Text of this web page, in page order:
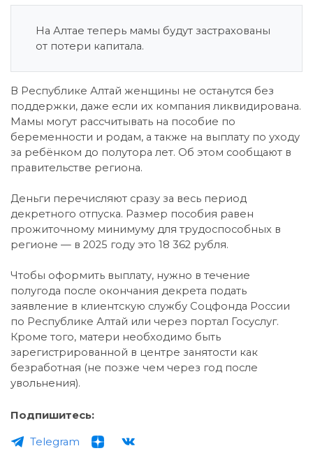
На Алтае теперь мамы будут застрахованы
от потери капитала.
В Республике Алтай женщины не останутся без
поддержки, даже если их компания ликвидирована.
Мамы могут рассчитывать на пособие по
беременности и родам, а также на выплату по уходу
за ребёнком до полутора лет. Об этом сообщают в
правительстве региона.
Деньги перечисляют сразу за весь период
декретного отпуска. Размер пособия равен
прожиточному минимуму для трудоспособных в
регионе — в 2025 году это 18 362 рубля.
Чтобы оформить выплату, нужно в течение
полугода после окончания декрета подать
заявление в клиентскую службу Соцфонда России
по Республике Алтай или через портал Госуслуг.
Кроме того, матери необходимо быть
зарегистрированной в центре занятости как
безработная (не позже чем через год после
увольнения).
Подпишитесь:
Telegram